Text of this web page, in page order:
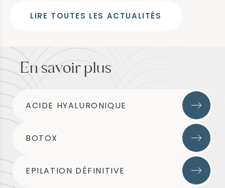
LIRE TOUTES LES ACTUALITÉS
En savoir plus
ACIDE HYALURONIQUE
BOTOX
EPILATION DÉFINITIVE